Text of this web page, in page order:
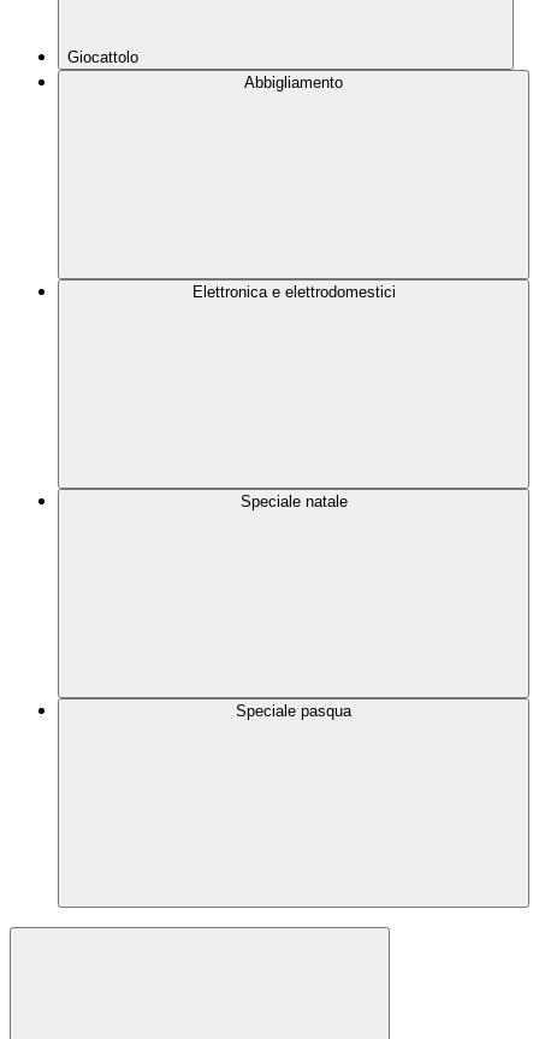
Giocattolo
Abbigliamento
Elettronica e elettrodomestici
Speciale natale
Speciale pasqua